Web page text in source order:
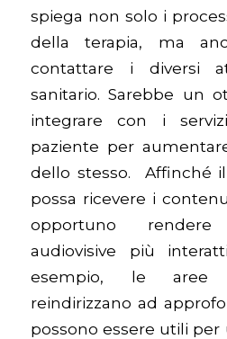
spiega non solo i
della terapia, ma
contattare i diversi
sanitario. Sarebbe un
integrare con i
paziente per
dello stesso. Affinché
possa ricevere i
opportuno
audiovisive più
esempio, le aree
reindirizzano ad
possono essere utili